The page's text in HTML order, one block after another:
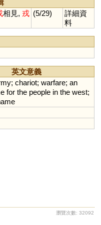
相見, 戎 (5/29)
詳細資
料
英文意義
; chariot; warfare; an
for the people in the west;
瀏覽次數: 32092